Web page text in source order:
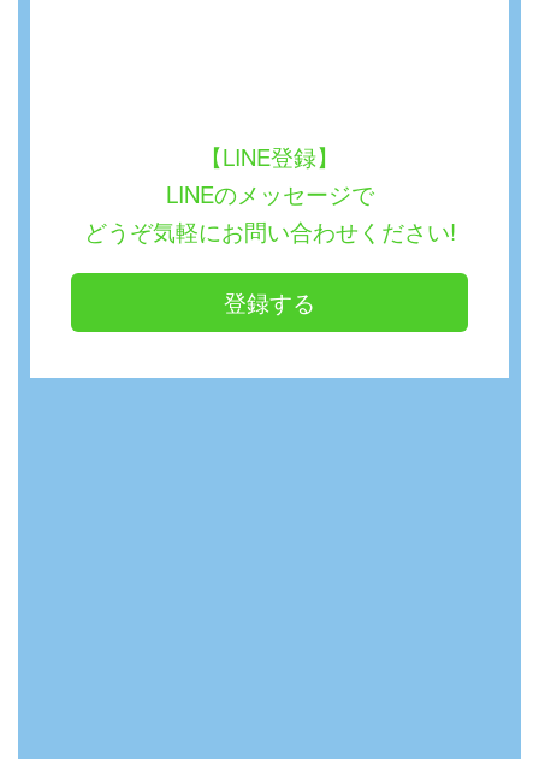
【LINE登録】
LINEのメッセージで
どうぞ気軽にお問い合わせください!
登録する